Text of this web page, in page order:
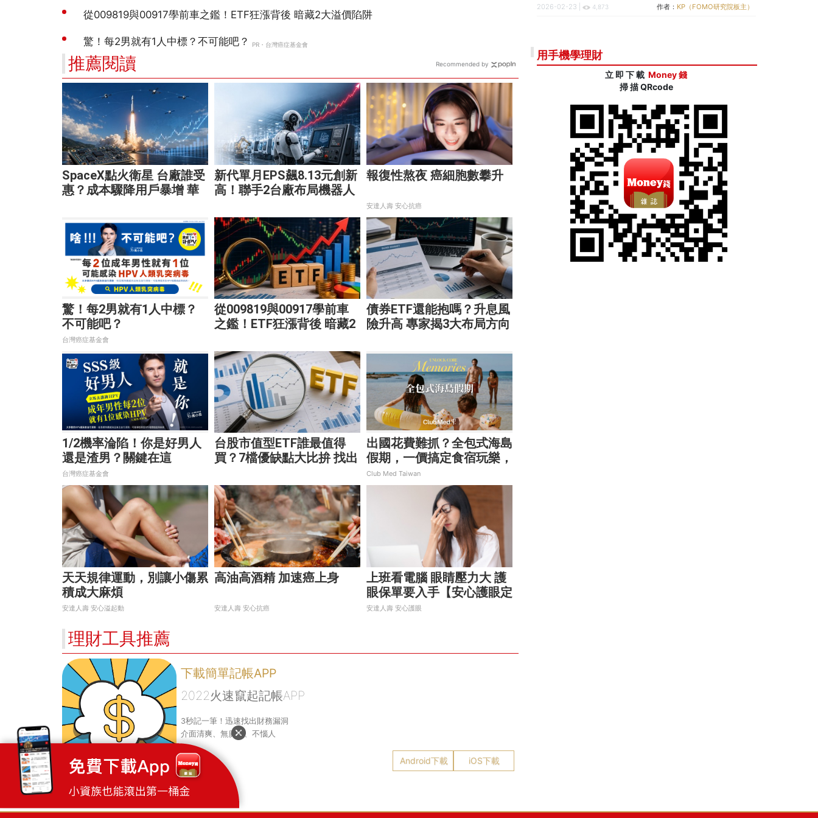
推薦閱讀
SpaceX點火衛星 台廠誰受
惠？成本驟降用戶暴增 華
新代單月EPS飆8.13元創新
高！聯手2台廠布局機器人
報復性熬夜 癌細胞數攀升
安達人壽 安心抗癌
驚！每2男就有1人中標？
不可能吧？
台灣癌症基金會
從009819與00917學前車
之鑑！ETF狂漲背後 暗藏2
債券ETF還能抱嗎？升息風
險升高 專家揭3大布局方向
1/2機率淪陷！你是好男人
還是渣男？關鍵在這
台灣癌症基金會
台股市值型ETF誰最值得
買？7檔優缺點大比拚 找出
出國花費難抓？全包式海島
假期，一價搞定食宿玩樂，
省錢更省心！
Club Med Taiwan
天天規律運動，別讓小傷累
積成大麻煩
安達人壽 安心溢起動
高油高酒精 加速癌上身
安達人壽 安心抗癌
上班看電腦 眼睛壓力大 護
眼保單要入手【安心護眼定
期眼睛險】
安達人壽 安心護眼
Recommended by
理財工具推薦
下載簡單記帳APP
2022火速竄起記帳APP
3秒記一筆！迅速找出財務漏洞
介面清爽、無廣告、不惱人
Android下載 iOS下載
2026-02-23 | 4,873 作者： KP（FOMO研究院板主）
用手機學理財
立 即 下 載 Money 錢
掃 描 QRcode